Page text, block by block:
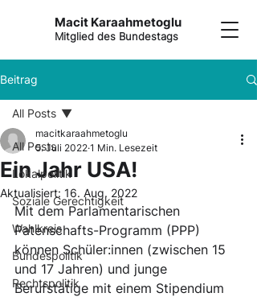
Macit Karaahmetoglu
Mitglied des Bundestags
Beitrag
All Posts
Lokalpolitik
Soziale Gerechtigkeit
Wahlkreis
Bundespolitik
Rechtspolitik
All Posts
Ein Jahr USA!
macitkaraahmetoglu
5. Juli 2022 1 Min. Lesezeit
Aktualisiert: 16. Aug. 2022
Mit dem Parlamentarischen
Patenschafts-Programm (PPP)
können Schüler:innen (zwischen 15
und 17 Jahren) und junge
Berufstätige mit einem Stipendium